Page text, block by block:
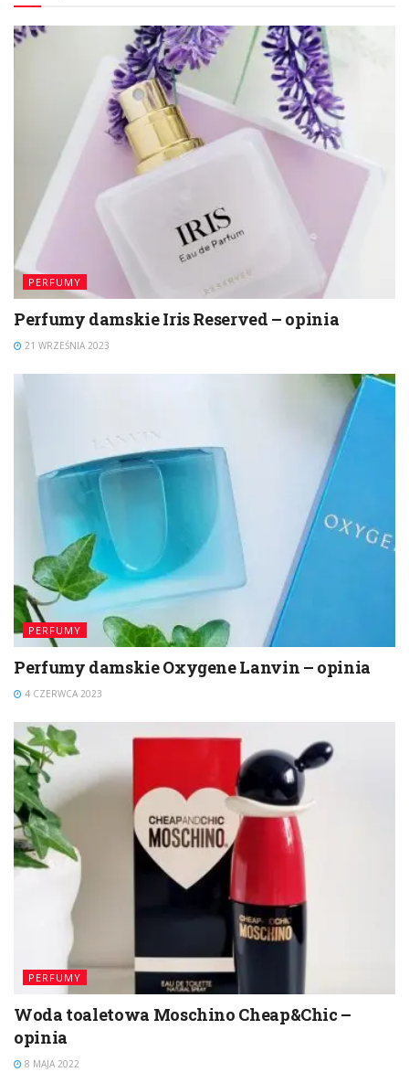
PERFUMY
Perfumy damskie Iris Reserved – opinia
21 WRZEŚNIA 2023
PERFUMY
Perfumy damskie Oxygene Lanvin – opinia
4 CZERWCA 2023
PERFUMY
Woda toaletowa Moschino Cheap&Chic –
opinia
8 MAJA 2022